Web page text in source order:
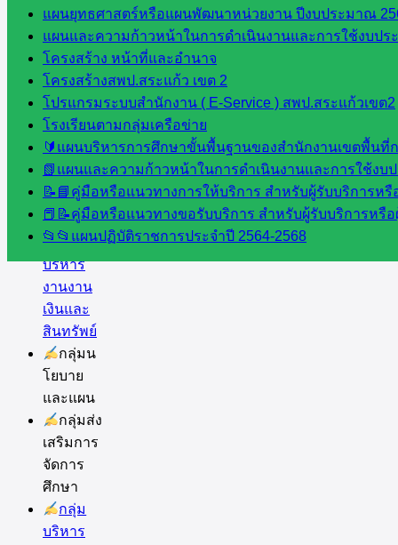
แผนยุทธศาสตร์หรือแผนพัฒนาหน่วยงาน ปีงบประมาณ
แผนและความก้าวหน้าในการดำเนินงานและการใช้งบป
โครงสร้าง หน้าที่และอำนาจ
โครงสร้างสพป.สระแก้ว เขต 2
โปรแกรมระบบสำนักงาน ( E-Service ) สพป.สระแก้วเขต2
โรงเรียนตามกลุ่มเครือข่าย
🔰แผนบริหารการศึกษาขั้นพื้นฐานของสำนักงานเขตพื้นที่
📗แผนและความก้าวหน้าในการดำเนินงานและการใช้งบ
📝📘คู่มือหรือแนวทางการให้บริการ สำหรับผู้รับบริการห
📕📝คู่มือหรือแนวทางขอรับบริการ สำหรับผู้รับบริการหรื
📂📂แผนปฏิบัติราชการประจำปี 2564-2568
เว็บไซต์
กลุ่มงาน
ใน
สำนักงาน
กลุ่
มอำนวย
การ
กลุ่ม
บริหาร
งานงาน
เงินและ
สินทรัพย์
กลุ่มน
โยบาย
และแผน
กลุ่มส่ง
เสริมการ
จัดการ
ศึกษา
กลุ่ม
บริหาร